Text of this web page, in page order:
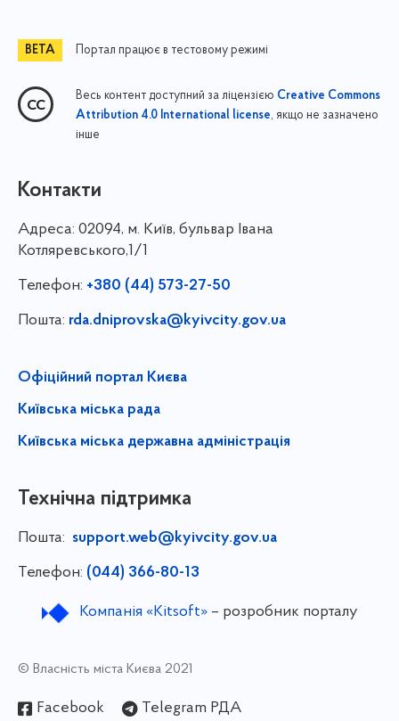
Портал працює в тестовому режимі
Весь контент доступний за ліцензією Creative Commons
Attribution 4.0 International license, якщо не зазначено
інше
Контакти
Адреса: 02094, м. Київ, бульвар Івана
Котляревського,1/1
Телефон: +380 (44) 573-27-50
Пошта: rda.dniprovska@kyivcity.gov.ua
Офіційний портал Києва
Київська міська рада
Київська міська державна адміністрація
Технічна підтримка
Пошта: support.web@kyivcity.gov.ua
Телефон: (044) 366-80-13
Компанія «Kitsoft»– розробник порталу
© Власність міста Києва 2021
Facebook Telegram РДА